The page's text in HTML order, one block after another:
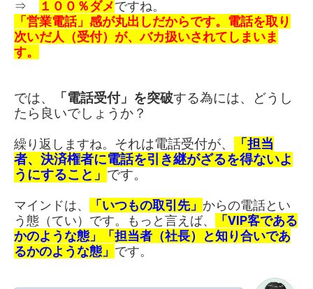
⇒ １００％ダメですね。
「営業電話」感が丸出しだからです。 電話を取り
次いだ人（受付）が、バカ扱いされてしまいま
す。
では、 「電話受付」を突破する為には、
どうし
たら良いでしょうか？
繰り返しますね。 それは電話受付が、 「 担当
者、 決済権者に電話を引き継がざるを得ないよ
うにすること」 です。
マインドは、 「いつもの取引先」 からの電話とい
う態（てい）です。もっと言えば、
「VIP客である
かのような態」
「担当者（社長）と知り合いであ
るかのような態」 です。